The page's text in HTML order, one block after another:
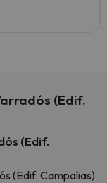
(Edif.
(Edif.
(Edif. Campalias)